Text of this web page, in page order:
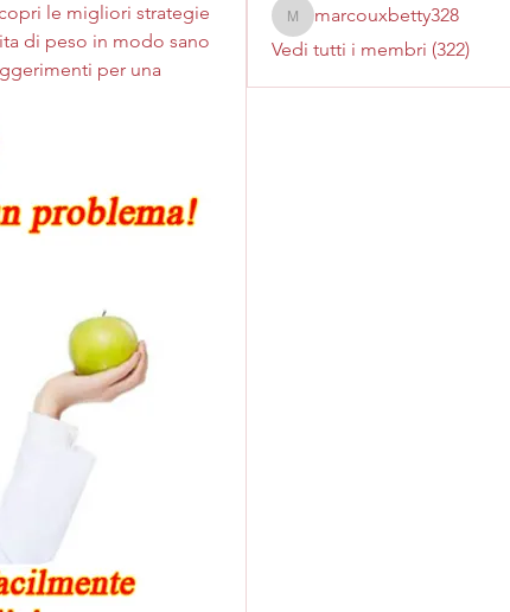
le migliori strategie
di peso in modo sano
per una
marcouxbetty328
marcouxbetty328
Vedi tutti i membri (322)